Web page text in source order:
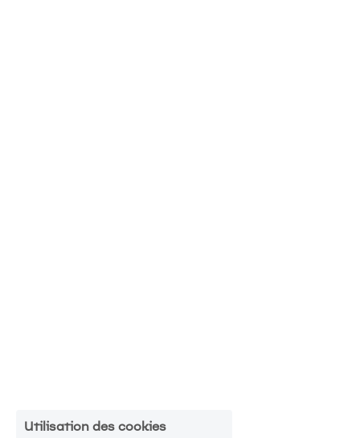
Utilisation des cookies